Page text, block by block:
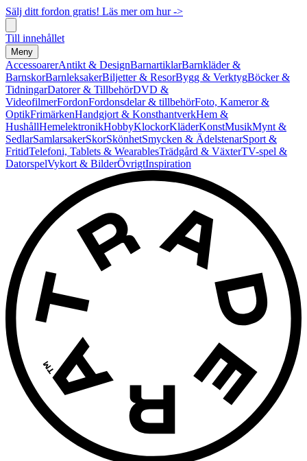
Sälj ditt fordon gratis! Läs mer om hur ->
Till innehållet
Meny
AccessoarerAntikt & DesignBarnartiklarBarnkläder &
BarnskorBarnleksakerBiljetter & ResorBygg & VerktygBöcker &
TidningarDatorer & TillbehörDVD &
VideofilmerFordonFordonsdelar & tillbehörFoto, Kameror &
OptikFrimärkenHandgjort & KonsthantverkHem &
HushållHemelektronikHobbyKlockorKläderKonstMusikMynt &
SedlarSamlarsakerSkorSkönhetSmycken & ÄdelstenarSport &
FritidTelefoni, Tablets & WearablesTrädgård & VäxterTV-spel &
DatorspelVykort & BilderÖvrigtInspiration